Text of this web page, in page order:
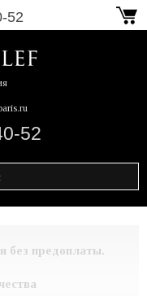
52
52
без предоплаты.